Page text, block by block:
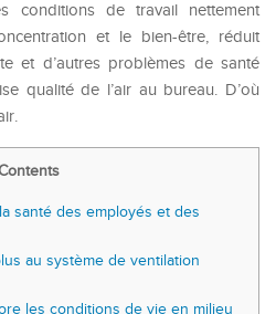
conditions de travail nettement
et le bien-être, réduit
et d’autres problèmes de santé
qualité de l’air au bureau. D’où
santé des employés et des
au système de ventilation
les conditions de vie en milieu